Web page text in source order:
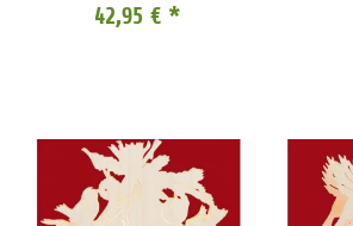
42,95 € *